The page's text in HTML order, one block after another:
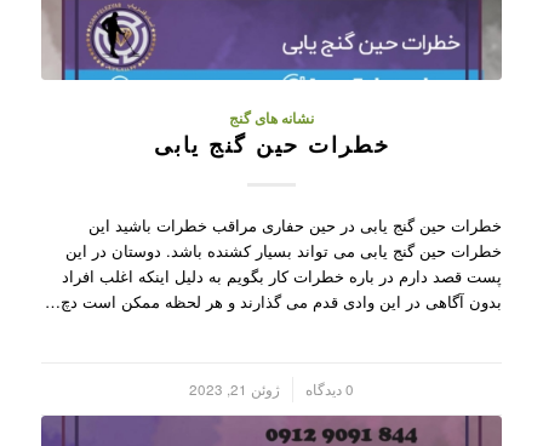
نشانه های گنج
خطرات حین گنج یابی
خطرات حین گنج یابی در حین حفاری مراقب خطرات باشید این
خطرات حین گنج یابی می تواند بسیار کشنده باشد. دوستان در این
پست قصد دارم در باره خطرات کار بگویم به دلیل اینکه اغلب افراد
بدون آگاهی در این وادی قدم می گذارند و هر لحظه ممکن است دچ…
0 دیدگاه ژوئن 21, 2023